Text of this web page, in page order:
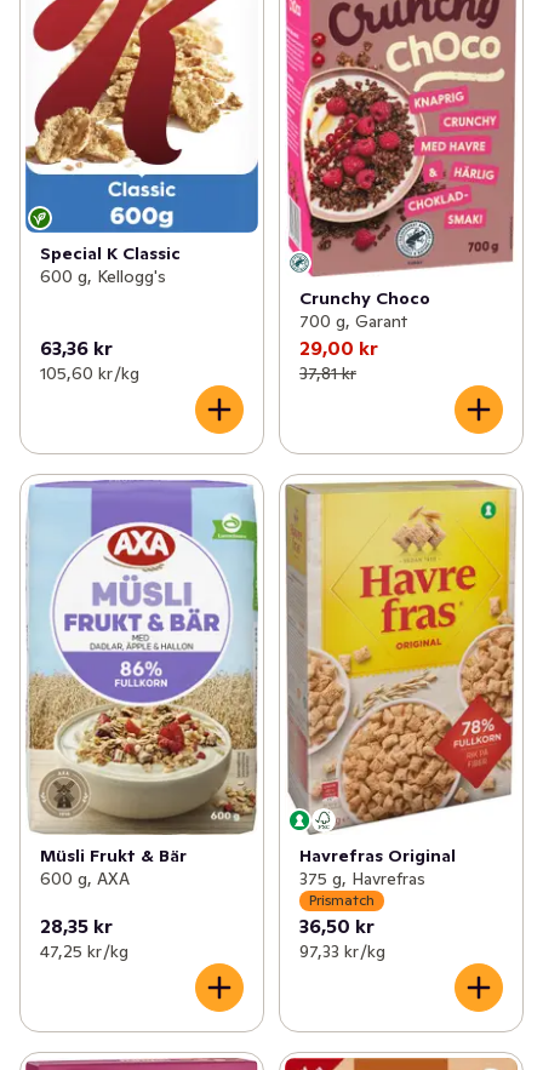
Special K Classic
600 g, Kellogg's
63,36 kr
105,60 kr /kg
Crunchy Choco
700 g, Garant
29,00 kr
37,81 kr
Müsli Frukt & Bär
600 g, AXA
28,35 kr
47,25 kr /kg
Havrefras Original
375 g, Havrefras
Prismatch
36,50 kr
97,33 kr /kg